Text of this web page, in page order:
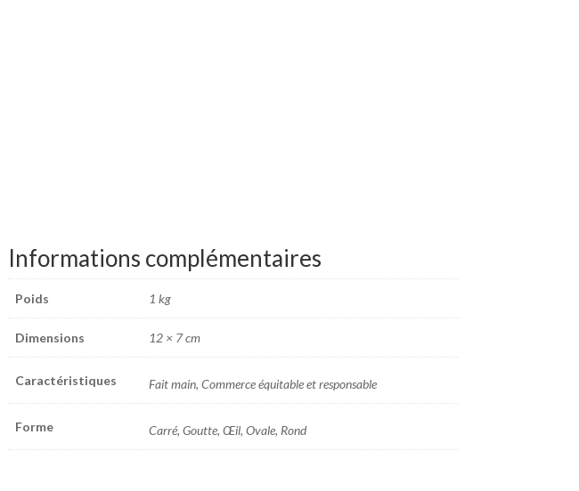
Informations complémentaires
Poids 1 kg
Dimensions 12 × 7 cm
Caractéristiques Fait main, Commerce équitable et responsable
Forme Carré, Goutte, Œil, Ovale, Rond